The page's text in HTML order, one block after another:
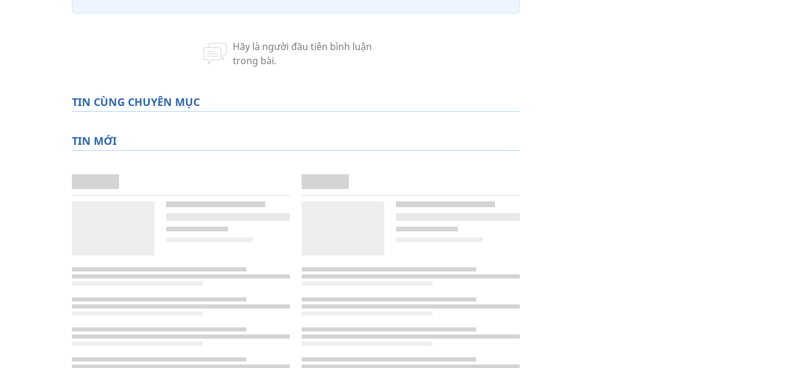
TIN CÙNG CHUYÊN MỤC
TIN MỚI